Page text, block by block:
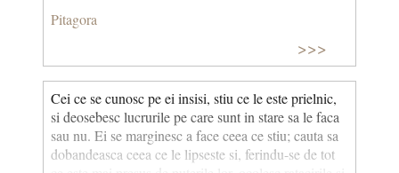
Pitagora
>>>
Cei ce se cunosc pe ei insisi, stiu ce le este prielnic,
si deosebesc lucrurile pe care sunt in stare sa le faca
sau nu. Ei se marginesc a face ceea ce stiu; cauta sa
dobandeasca ceea ce le lipseste si, ferindu-se de tot